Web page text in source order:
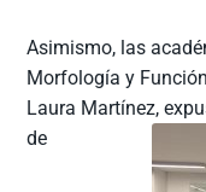
Asimismo, las
Morfología y
Laura Martínez,
de